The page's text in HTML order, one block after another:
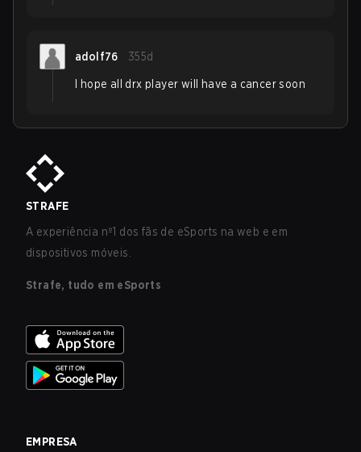
adolf76 355d
I hope all drx player will have a cancer soon
STRAFE
A experiência nº1 dos fãs de eSports na web e em
dispositivos móveis.
Strafe, tudo em eSports
EMPRESA